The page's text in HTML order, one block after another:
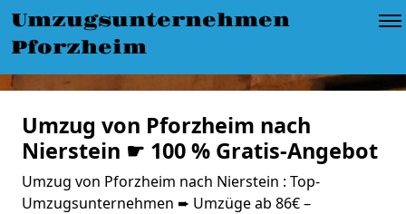
Umzugsunternehmen
Pforzheim
Umzug von Pforzheim nach
Nierstein ☛ 100 % Gratis-Angebot
Umzug von Pforzheim nach Nierstein : Top-
Umzugsunternehmen ➨ Umzüge ab 86€ –